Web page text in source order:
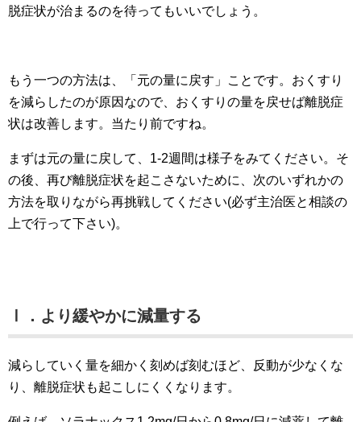
脱症状が治まるのを待ってもいいでしょう。
もう一つの方法は、「元の量に戻す」ことです。おくすり
を減らしたのが原因なので、おくすりの量を戻せば離脱症
状は改善します。当たり前ですね。
まずは元の量に戻して、1-2週間は様子をみてください。そ
の後、再び離脱症状を起こさないために、次のいずれかの
方法を取りながら再挑戦してください(必ず主治医と相談の
上で行って下さい)。
Ⅰ．より緩やかに減量する
減らしていく量を細かく刻めば刻むほど、反動が少なくな
り、離脱症状も起こしにくくなります。